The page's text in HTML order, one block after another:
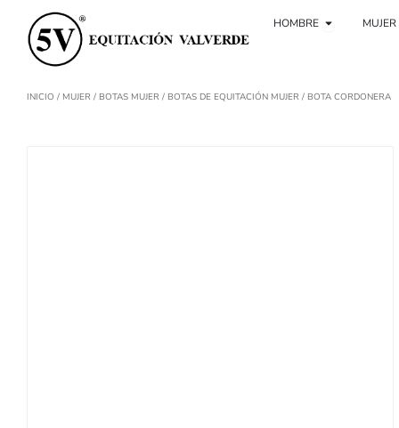
contenido
HOMBRE OuvrirMUJER
INICIO / MUJER / BOTAS MUJER / BOTAS DE EQUITACIÓN MUJER / BOTA CORDONERA